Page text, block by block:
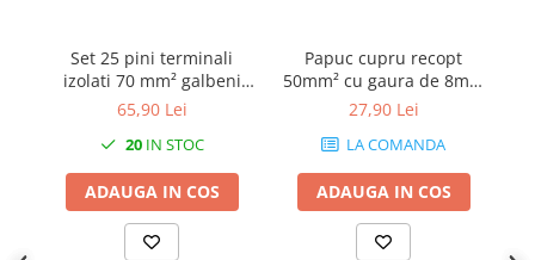
Doze electrice
Doze aplicate
Doze din plastic
Doze aluminiu
Doze incastrate
Prize si fise trifazice
Set 25 pini terminali
izolati 70 mm² galbeni
ferule cupru 37.5mm
65,90 Lei
20IN STOC
ADAUGA IN COS
Papuc cupru recopt
50mm² cu gaura de 8mm
lungime 52mm
27,90 Lei
LA COMANDA
ADAUGA IN COS